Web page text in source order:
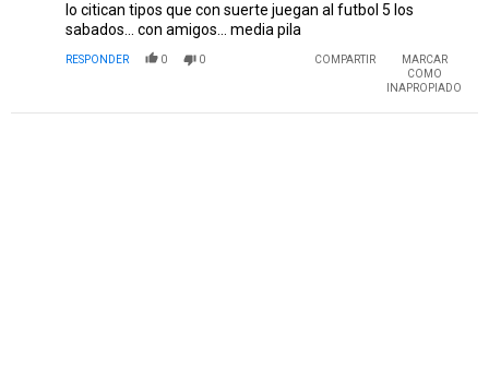
lo citican tipos que con suerte juegan al futbol 5 los
sabados... con amigos... media pila
RESPONDER 0 0 COMPARTIR
MARCAR
COMO
INAPROPIADO